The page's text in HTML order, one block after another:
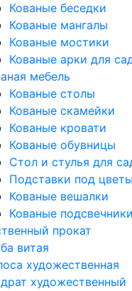
Кованые беседки
Кованые мангалы
Кованые мостики
Кованые арки для
мебель
Кованые столы
Кованые скамейки
Кованые кровати
Кованые обувницы
Стол и стулья для
Подставки под цветы
Кованые вешалки
Кованые подсвечники
прокат
витая
художественная
художественный